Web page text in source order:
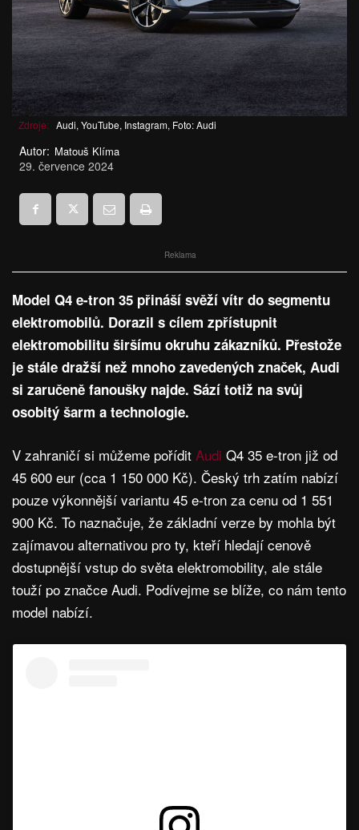
Zdroje: Audi, YouTube, Instagram, Foto: Audi
Autor: Matouš Klíma
29. července 2024
Reklama
Model Q4 e-tron 35 přináší svěží vítr do segmentu
elektromobilů. Dorazil s cílem zpřístupnit
elektromobilitu širšímu okruhu zákazníků. Přestože
je stále dražší než mnoho zavedených značek, Audi
si zaručeně fanoušky najde. Sází totiž na svůj
osobitý šarm a technologie.
V zahraničí si můžeme pořídit Audi Q4 35 e-tron již od
45 600 eur (cca 1 150 000 Kč). Český trh zatím nabízí
pouze výkonnější variantu 45 e-tron za cenu od 1 551
900 Kč. To naznačuje, že základní verze by mohla být
zajímavou alternativou pro ty, kteří hledají cenově
dostupnější vstup do světa elektromobility, ale stále
touží po značce Audi. Podívejme se blíže, co nám tento
model nabízí.